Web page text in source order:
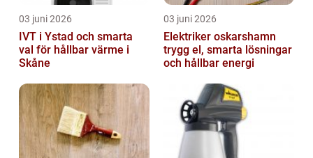
03 juni 2026
IVT i Ystad och smarta
val för hållbar värme i
Skåne
03 juni 2026
Elektriker oskarshamn
trygg el, smarta lösningar
och hållbar energi